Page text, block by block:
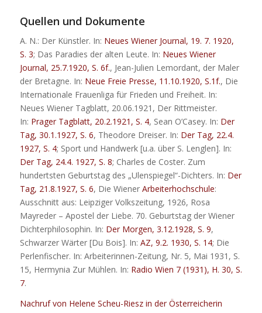
Quellen und Dokumente
A. N.: Der Künstler. In: Neues Wiener Journal, 19. 7. 1920,
S. 3; Das Paradies der alten Leute. In: Neues Wiener
Journal, 25.7.1920, S. 6f., Jean-Julien Lemordant, der Maler
der Bretagne. In: Neue Freie Presse, 11.10.1920, S.1f., Die
Internationale Frauenliga für Frieden und Freiheit. In:
Neues Wiener Tagblatt, 20.06.1921, Der Rittmeister.
In: Prager Tagblatt, 20.2.1921, S. 4, Sean O’Casey. In: Der
Tag, 30.1.1927, S. 6, Theodore Dreiser. In: Der Tag, 22.4.
1927, S. 4; Sport und Handwerk [u.a. über S. Lenglen]. In:
Der Tag, 24.4. 1927, S. 8; Charles de Coster. Zum
hundertsten Geburtstag des „Ulenspiegel“-Dichters. In: Der
Tag, 21.8.1927, S. 6, Die Wiener Arbeiterhochschule:
Ausschnitt aus: Leipziger Volkszeitung, 1926, Rosa
Mayreder – Apostel der Liebe. 70. Geburtstag der Wiener
Dichterphilosophin. In: Der Morgen, 3.12.1928, S. 9,
Schwarzer Wärter [Du Bois]. In: AZ, 9.2. 1930, S. 14; Die
Perlenfischer. In: Arbeiterinnen-Zeitung, Nr. 5, Mai 1931, S.
15, Hermynia Zur Mühlen. In: Radio Wien 7 (1931), H. 30, S.
7.
Nachruf von Helene Scheu-Riesz in der Österreicherin